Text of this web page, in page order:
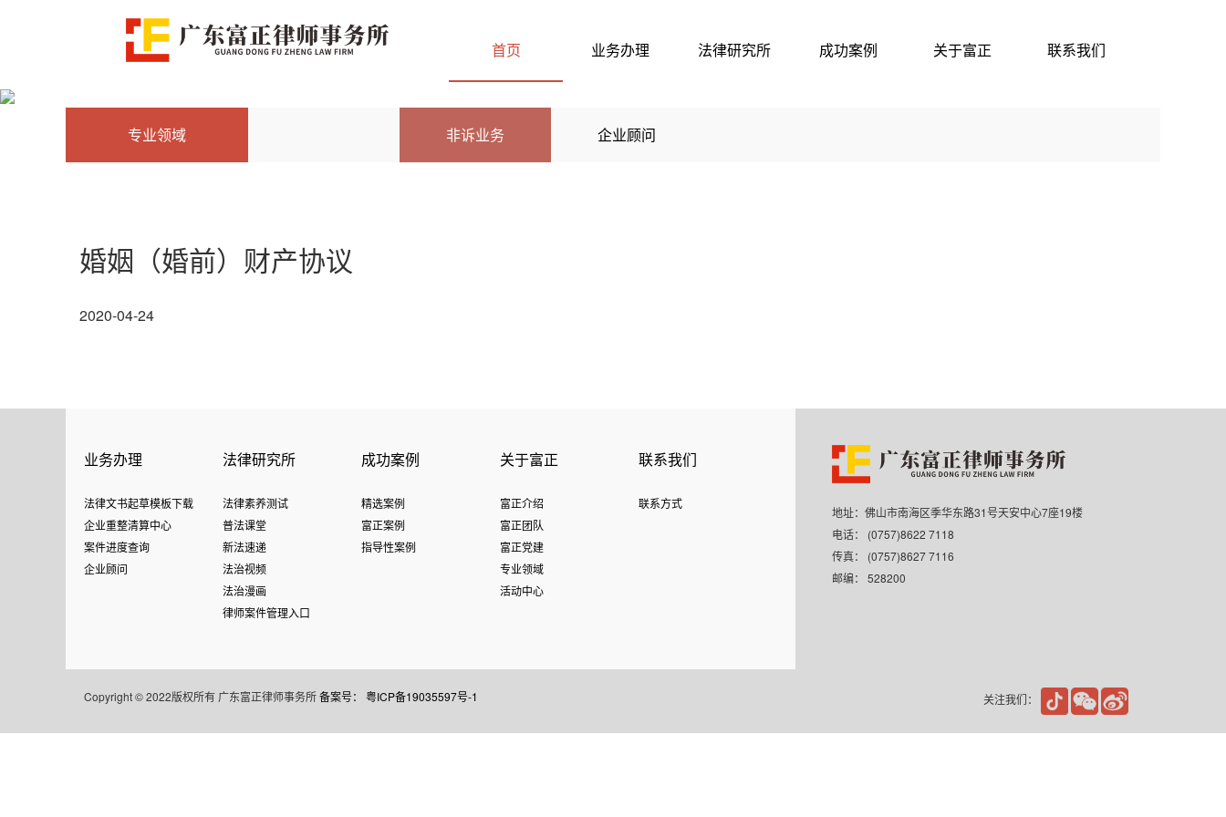
首页 业务办理 法律研究所 成功案例 关于富正 联系我们
专业领域 非诉业务 企业顾问
婚姻（婚前）财产协议
2020-04-24
业务办理
法律文书起草模板下载
企业重整清算中心
案件进度查询
企业顾问
法律研究所
法律素养测试
普法课堂
新法速递
法治视频
法治漫画
律师案件管理入口
成功案例
精选案例
富正案例
指导性案例
关于富正
富正介绍
富正团队
富正党建
专业领域
活动中心
联系我们
联系方式
地址：佛山市南海区季华东路31号天安中心7座19楼
电话： (0757)8622 7118
传真： (0757)8627 7116
邮编： 528200
Copyright © 2022版权所有 广东富正律师事务所备案号： 粤ICP备19035597号-1 关注我们：